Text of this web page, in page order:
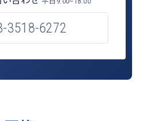
3518-6272